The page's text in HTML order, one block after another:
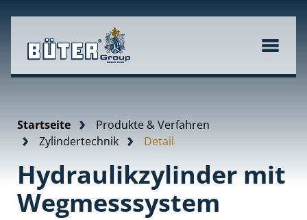
Startseite
Produkte & Verfahren
Zylindertechnik
Detail
Hydraulikzylinder mit
Wegmesssystem